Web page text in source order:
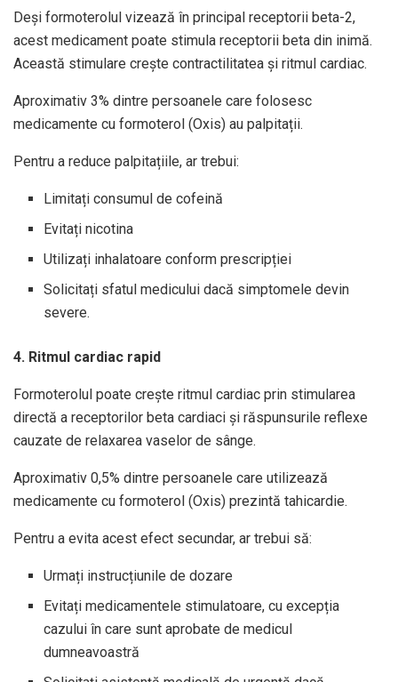
Deși formoterolul vizează în principal receptorii beta-2,
acest medicament poate stimula receptorii beta din inimă.
Această stimulare crește contractilitatea și ritmul cardiac.
Aproximativ 3% dintre persoanele care folosesc
medicamente cu formoterol (Oxis) au palpitații.
Pentru a reduce palpitațiile, ar trebui:
Limitați consumul de cofeină
Evitați nicotina
Utilizați inhalatoare conform prescripției
Solicitați sfatul medicului dacă simptomele devin
severe.
4. Ritmul cardiac rapid
Formoterolul poate crește ritmul cardiac prin stimularea
directă a receptorilor beta cardiaci și răspunsurile reflexe
cauzate de relaxarea vaselor de sânge.
Aproximativ 0,5% dintre persoanele care utilizează
medicamente cu formoterol (Oxis) prezintă tahicardie.
Pentru a evita acest efect secundar, ar trebui să:
Urmați instrucțiunile de dozare
Evitați medicamentele stimulatoare, cu excepția
cazului în care sunt aprobate de medicul
dumneavoastră